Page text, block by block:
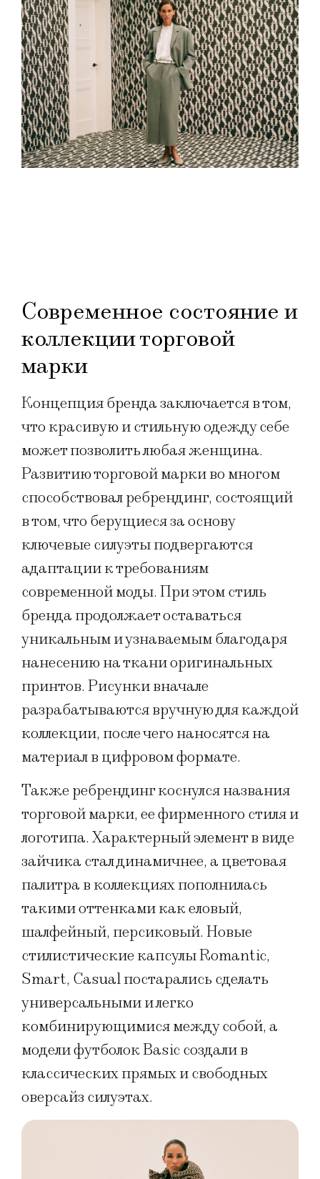
Современное состояние и
коллекции торговой
марки
Концепция бренда заключается в том,
что красивую и стильную одежду себе
может позволить любая женщина.
Развитию торговой марки во многом
способствовал ребрендинг, состоящий
в том, что берущиеся за основу
ключевые силуэты подвергаются
адаптации к требованиям
современной моды. При этом стиль
бренда продолжает оставаться
уникальным и узнаваемым благодаря
нанесению на ткани оригинальных
принтов. Рисунки вначале
разрабатываются вручную для каждой
коллекции, после чего наносятся на
материал в цифровом формате.
Также ребрендинг коснулся названия
торговой марки, ее фирменного стиля и
логотипа. Характерный элемент в виде
зайчика стал динамичнее, а цветовая
палитра в коллекциях пополнилась
такими оттенками как еловый,
шалфейный, персиковый. Новые
стилистические капсулы Romantic,
Smart, Casual постарались сделать
универсальными и легко
комбинирующимися между собой, а
модели футболок Basic создали в
классических прямых и свободных
оверсайз силуэтах.